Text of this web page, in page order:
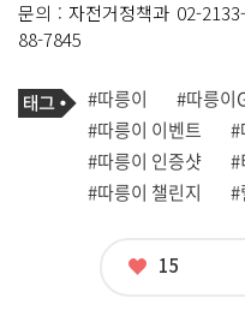
문의 : 자전거정책과 02-
88-7845
기
사
관
련
태
그
태
그
#따릉이
#따릉이
#따릉이 이벤트
#
#따릉이 인증샷
#
#따릉이 챌린지
#
좋
15